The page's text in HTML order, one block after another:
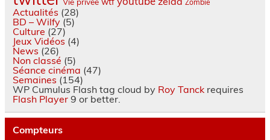
Zombie
Actualités (28)
BD – Wilfy(5)
Culture (27)
Jeux Vidéos (4)
News (26)
Non classé (5)
Séance cinéma (47)
Semaines (154)
WP Cumulus Flash tag cloud by Roy Tanckrequires
Flash Player9 or better.
Compteurs